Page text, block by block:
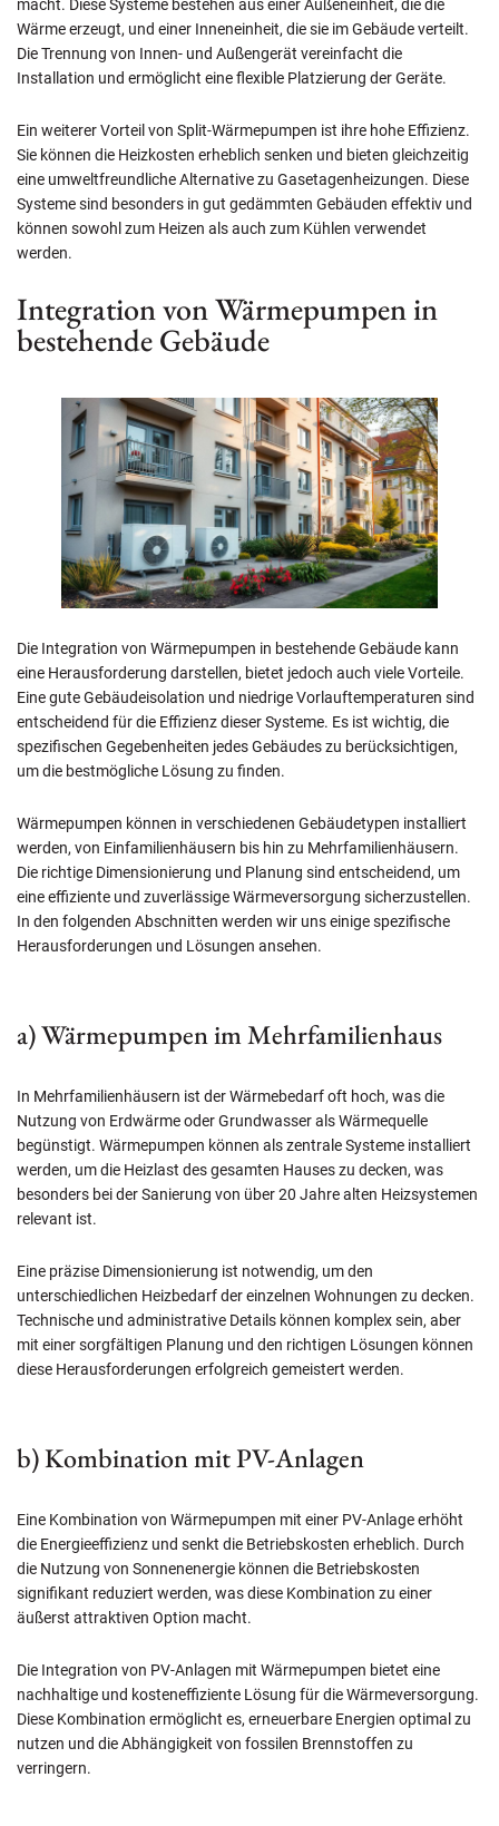
macht. Diese Systeme bestehen aus einer Außeneinheit, die die
Wärme erzeugt, und einer Inneneinheit, die sie im Gebäude verteilt.
Die Trennung von Innen- und Außengerät vereinfacht die
Installation und ermöglicht eine flexible Platzierung der Geräte.
Ein weiterer Vorteil von Split-Wärmepumpen ist ihre hohe Effizienz.
Sie können die Heizkosten erheblich senken und bieten gleichzeitig
eine umweltfreundliche Alternative zu Gasetagenheizungen. Diese
Systeme sind besonders in gut gedämmten Gebäuden effektiv und
können sowohl zum Heizen als auch zum Kühlen verwendet
werden.
Integration von Wärmepumpen in
bestehende Gebäude
Die Integration von Wärmepumpen in bestehende Gebäude kann
eine Herausforderung darstellen, bietet jedoch auch viele Vorteile.
Eine gute Gebäudeisolation und niedrige Vorlauftemperaturen sind
entscheidend für die Effizienz dieser Systeme. Es ist wichtig, die
spezifischen Gegebenheiten jedes Gebäudes zu berücksichtigen,
um die bestmögliche Lösung zu finden.
Wärmepumpen können in verschiedenen Gebäudetypen installiert
werden, von Einfamilienhäusern bis hin zu Mehrfamilienhäusern.
Die richtige Dimensionierung und Planung sind entscheidend, um
eine effiziente und zuverlässige Wärmeversorgung sicherzustellen.
In den folgenden Abschnitten werden wir uns einige spezifische
Herausforderungen und Lösungen ansehen.
a) Wärmepumpen im Mehrfamilienhaus
In Mehrfamilienhäusern ist der Wärmebedarf oft hoch, was die
Nutzung von Erdwärme oder Grundwasser als Wärmequelle
begünstigt. Wärmepumpen können als zentrale Systeme installiert
werden, um die Heizlast des gesamten Hauses zu decken, was
besonders bei der Sanierung von über 20 Jahre alten Heizsystemen
relevant ist.
Eine präzise Dimensionierung ist notwendig, um den
unterschiedlichen Heizbedarf der einzelnen Wohnungen zu decken.
Technische und administrative Details können komplex sein, aber
mit einer sorgfältigen Planung und den richtigen Lösungen können
diese Herausforderungen erfolgreich gemeistert werden.
b) Kombination mit PV-Anlagen
Eine Kombination von Wärmepumpen mit einer PV-Anlage erhöht
die Energieeffizienz und senkt die Betriebskosten erheblich. Durch
die Nutzung von Sonnenenergie können die Betriebskosten
signifikant reduziert werden, was diese Kombination zu einer
äußerst attraktiven Option macht.
Die Integration von PV-Anlagen mit Wärmepumpen bietet eine
nachhaltige und kosteneffiziente Lösung für die Wärmeversorgung.
Diese Kombination ermöglicht es, erneuerbare Energien optimal zu
nutzen und die Abhängigkeit von fossilen Brennstoffen zu
verringern.